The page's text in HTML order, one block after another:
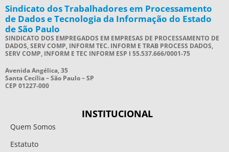
Sindicato dos Trabalhadores em Processamento
de Dados e Tecnologia da Informação do Estado
de São Paulo
SINDICATO DOS EMPREGADOS EM EMPRESAS DE PROCESSAMENTO DE
DADOS, SERV COMP, INFORM TEC. INFORM E TRAB PROCESS DADOS,
SERV COMP, INFORM E TEC INFORM ESP I 55.537.666/0001-75
Avenida Angélica, 35
Santa Cecília – São Paulo – SP
CEP 01227-000
INSTITUCIONAL
Quem Somos
Estatuto